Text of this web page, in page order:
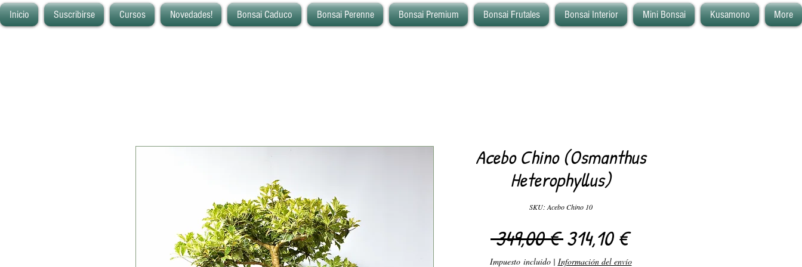
Inicio Suscribirse Cursos Novedades! Bonsai Caduco Bonsai Perenne Bonsai Premium Bonsai Frutales Bonsai Interior Mini Bonsai Kusamono More
Acebo Chino (Osmanthus
Heterophyllus)
SKU: Acebo Chino 10
349,00 € Precio
314,10 €Precio de oferta
Impuesto incluido| Información del envío